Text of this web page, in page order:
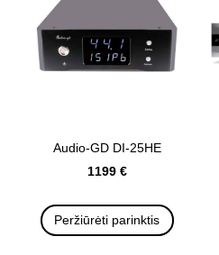
Audio-GD DI-25HE
1199 €
Peržiūrėti parinktis